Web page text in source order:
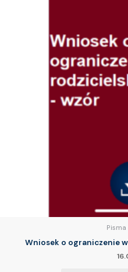
Wniosek o ograniczenie